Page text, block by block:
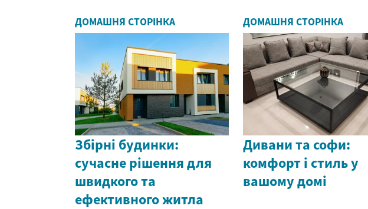
ДОМАШНЯ СТОРІНКА
Збірні будинки:
сучасне рішення для
швидкого та
ефективного житла
ДОМАШНЯ СТОРІНКА
Дивани та софи:
комфорт і стиль у
вашому домі